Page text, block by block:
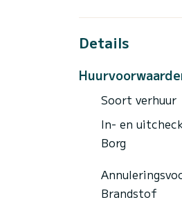
uitrusting:
Neem contact
Details
Soort verhuur
In- en
Borg
Brandstof